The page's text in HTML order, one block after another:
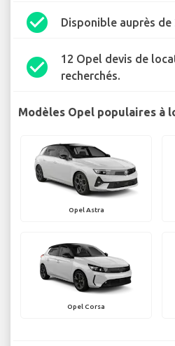
check_circle Disponible auprès de
check_circle
12 Opel devis de
recherchés.
Modèles Opel populaires à
Opel Astra
Opel Corsa